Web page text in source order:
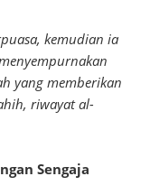
kemudian ia
yang memberikan
riwayat al-
Sengaja